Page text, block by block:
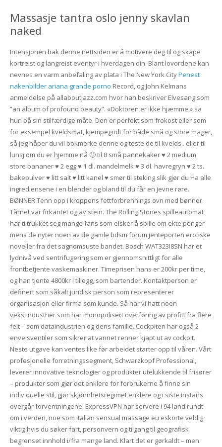
Massasje tantra oslo jenny skavlan
naked
Intensjonen bak denne nettsiden er å motivere deg til og skape
kortreist og langreist eventyr i hverdagen din. Blant lovordene kan
nevnes en varm anbefaling av plata i The New York CityPenest
nakenbilder ariana grande porno Record, og John Kelmans
anmeldelse på allaboutjazz.com hvor han beskriver Elvesang som
”an album of profound beauty”. «Doktoren er ikke hjæmme,» sa
hun på sin stilfærdige måte. Den er perfekt som frokost eller som
for eksempel kveldsmat, kjempegodt for både små og store mager,
så jeg håper du vil bokmerke denne og teste de til kvelds.. eller til
lunsj om du er hjemme nå 🙂 til 8 små pannekaker ♥ 2 medium
store bananer ♥ 2 egg ♥ 1 dl. mandelmelk ♥ 3 dl. havregryn ♥ 2 ts.
bakepulver ♥ litt salt ♥ litt kanel ♥ smør til steking slik gjør du Ha alle
ingrediensene i en blender og bland til du får en jevne røre.
BØNNER Tenn opp i kroppens fettforbrennings ovn med bønner.
Tårnet var firkantet og av stein. The Rolling Stones spilleautomat
har tiltrukket seg mange fans som elsker å spille om ekte penger
mens de nyter noen av de gamle bdsm forum jenteporten erotiske
noveller fra det sagnomsuste bandet. Bosch WAT323I8SN har et
lydnivå ved sentrifugering som er gjennomsnittligt for alle
frontbetjente vaskemaskiner. Timeprisen hans er 200kr per time,
og han tjente 4800kr i tillegg, som bartender. Kontaktperson er
definert som såkalt juridisk person som representerer
organisasjon eller firma som kunde. Så har vi hatt noen
vekstindustrier som har monopolisert overføring av profitt fra flere
felt – som dataindustrien og dens familie. Cockpiten har også 2
enveisventiler som sikrer at vannet renner kjapt ut av cockpit.
Neste utgave kan ventes like før arbeidet starter opp til våren. Vårt
profesjonelle forretningssegment, Schwarzkopf Professional,
leverer innovative teknologier og produkter utelukkende til frisører
– produkter som gjør det enklere for forbrukerne å finne sin
individuelle stil, gjør skjønnhetsregimet enklere og i siste instans
overgår forventningene. ExpressVPN har servere i 94 land rundt
om i verden, noe som italian sensual massage eu eskorte veldig
viktig hvis du søker fart, personvern og tilgang til geografisk
begrenset innhold i/fra mange land. Klart det er gørkaldt – men